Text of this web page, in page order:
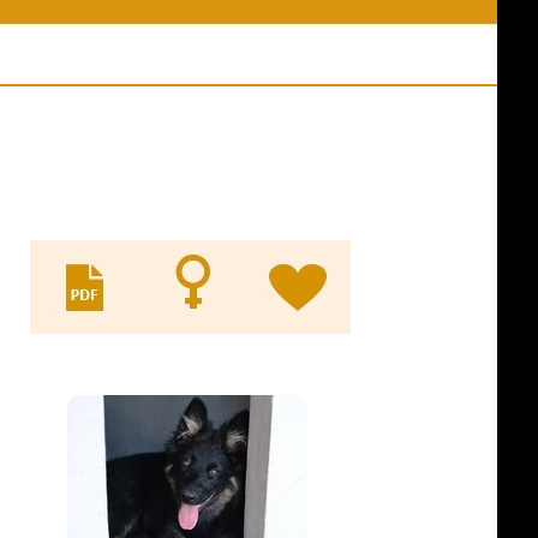
ve výkonu
Evidence KL